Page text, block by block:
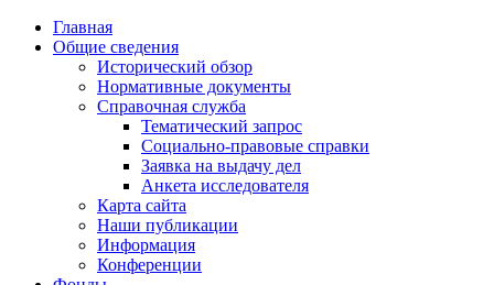
Главная
Общие сведения
Исторический обзор
Нормативные документы
Справочная служба
Тематический запрос
Социально-правовые справки
Заявка на выдачу дел
Анкета исследователя
Карта сайта
Наши публикации
Информация
Конференции